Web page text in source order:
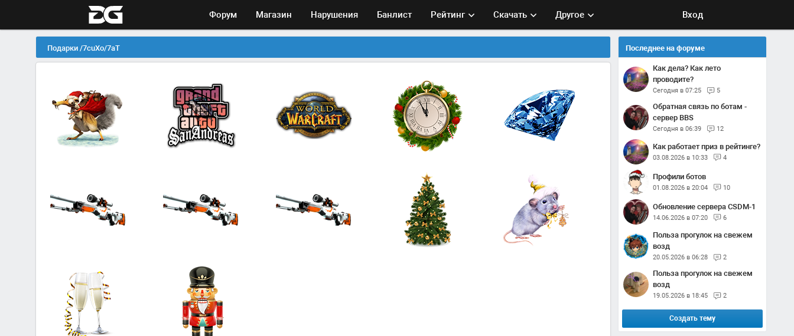
Форум Магазин Нарушения Банлист Рейтинг Скачать Другое Вход
Подарки /7cuXo/7aT Последнее на форуме
Как дела? Как лето
проводите?
Сегодня в 07:25 5
Обратная связь по ботам -
сервер BBS
Сегодня в 06:39 12
Как работает приз в рейтинге?
03.08.2026 в 10:33 4
Профили ботов
01.08.2026 в 20:04 10
Обновление сервера CSDM-1
14.06.2026 в 07:20 6
Польза прогулок на свежем
возд
20.05.2026 в 06:28 2
Польза прогулок на свежем
возд
19.05.2026 в 18:45 2
Создать тему